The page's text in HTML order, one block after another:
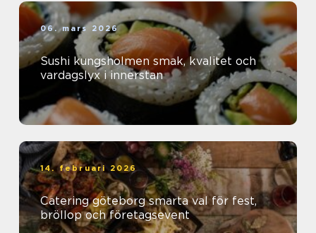
06. mars 2026
Sushi kungsholmen smak, kvalitet och
vardagslyx i innerstan
14. februari 2026
Catering göteborg smarta val för fest,
bröllop och företagsevent